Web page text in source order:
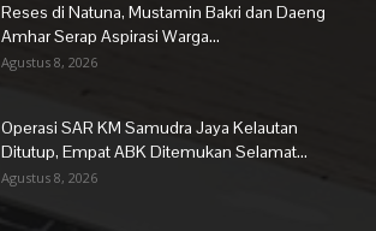
Reses di Natuna, Mustamin Bakri dan Daeng
Amhar Serap Aspirasi Warga...
Agustus 8, 2026
Operasi SAR KM Samudra Jaya Kelautan
Ditutup, Empat ABK Ditemukan Selamat...
Agustus 8, 2026